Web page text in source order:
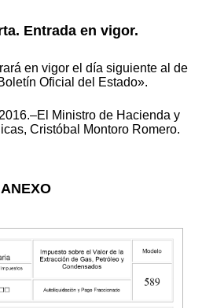
Entrada en vigor.
en vigor el día siguiente al de
Oficial del Estado».
Ministro de Hacienda y
Cristóbal Montoro Romero.
ANEXO